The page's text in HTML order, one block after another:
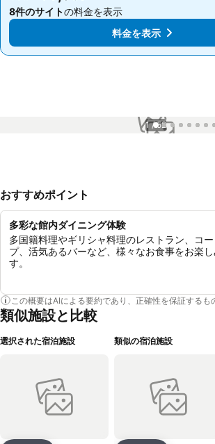
8件のサイトの料金を表示
料金を表示
8件のサイトの料金を表示
料金を表示
1 / 52
おすすめポイント
多彩な館内ダイニング体験
多国籍料理やギリシャ料理のレストラン、コ
プ、活気あるバーなど、様々なお食事をお楽
す。
この概要はAIによる要約であり、正確性を保証するも
類似施設と比較
選択された宿泊施設 類似の宿泊施設